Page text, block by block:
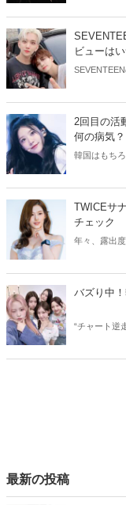
ビューは
2回目の活
何の病気？
韓国はもち
TWICEサ
チェック
年々、露出
バズり中
“チャート逆
最新の投稿